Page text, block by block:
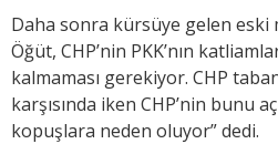
Daha sonra kürsüye gelen eski
Öğüt, CHP’nin PKK’nın
kalmaması gerekiyor. CHP
karşısında iken CHP’nin bunu
kopuşlara neden oluyor” dedi.